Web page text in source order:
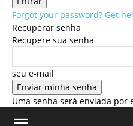
Forgot your password? Get
Recuperar senha
Recupere sua senha
seu e-mail
Uma senha será enviada por